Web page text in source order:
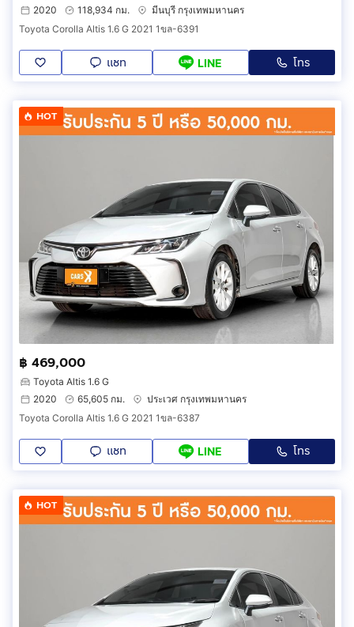
2020
118,934 กม.
มีนบุรี กรุงเทพมหานคร
Toyota Corolla Altis 1.6 G 2021 1ขล-6391
แชท LINE โทร
HOT
฿ 469,000
Toyota Altis 1.6 G
2020
65,605 กม.
ประเวศ กรุงเทพมหานคร
Toyota Corolla Altis 1.6 G 2021 1ขล-6387
แชท LINE โทร
HOT